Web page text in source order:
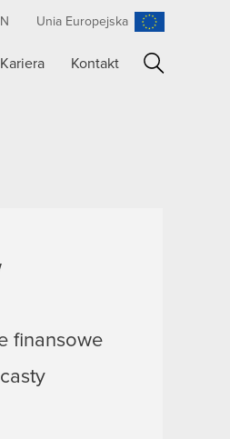
Unia Europejska
Kariera Kontakt
finansowe